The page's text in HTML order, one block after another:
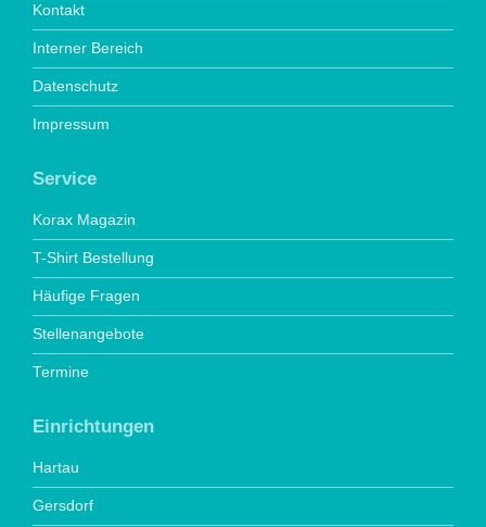
Kontakt
Interner Bereich
Datenschutz
Impressum
Service
Korax Magazin
T-Shirt Bestellung
Häufige Fragen
Stellenangebote
Termine
Einrichtungen
Hartau
Gersdorf